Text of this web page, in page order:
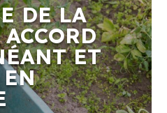
DE LA
ET